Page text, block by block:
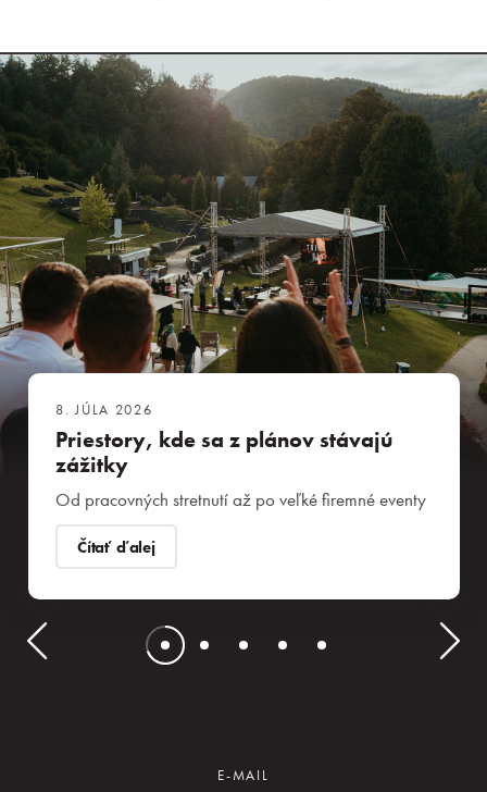
8. JÚLA 2026
Priestory, kde sa z plánov stávajú
zážitky
Od pracovných stretnutí až po veľké firemné eventy
Čítať ďalej
E-MAIL